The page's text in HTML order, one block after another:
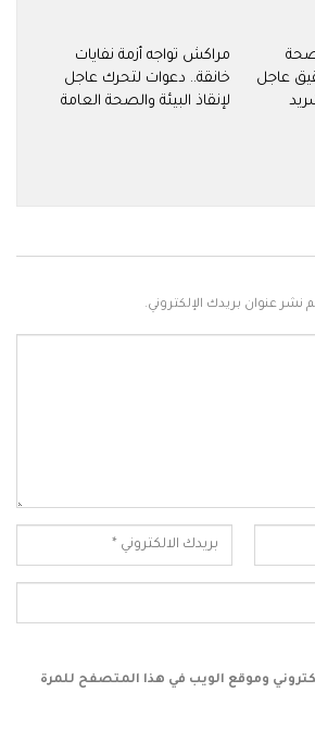
عاجل
مراكش تواجه أزمة نفايات
خانقة.. دعوات لتحرك عاجل
لإنقاذ البيئة والصحة العامة
نشر عنوان بريدك الإلكتروني.
وموقع الويب في هذا المتصفح للمرة